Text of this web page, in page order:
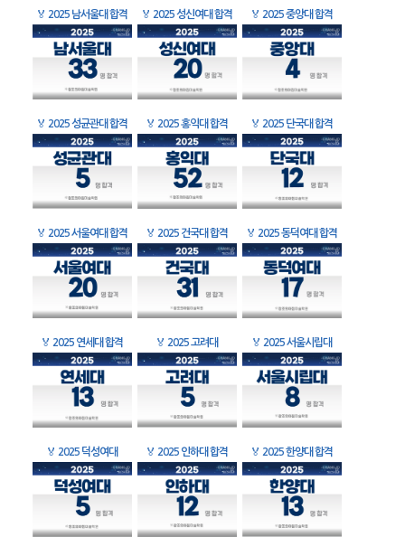
🏅 2025 남서울대 합격 🏅 2025 성신여대 합격 🏅 2025 중앙대 합격
🏅 2025 성균관대 합격 🏅 2025 홍익대 합격 🏅 2025 단국대 합격
🏅 2025 서울여대 합격 🏅 2025 건국대 합격 🏅 2025 동덕여대 합격
🏅 2025 연세대 합격 🏅 2025 고려대 🏅 2025 서울시립대
🏅 2025 덕성여대 🏅 2025 인하대 합격 🏅 2025 한양대 합격